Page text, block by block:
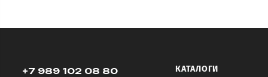
+7 989 102 08 80 КАТАЛОГИ